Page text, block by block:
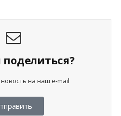
поделиться?
на наш e-mail